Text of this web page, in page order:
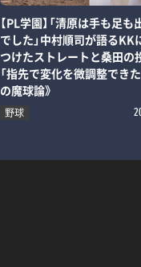
【PL学園】「清原は手も足も
でした」中村順司が語るKK
つけたストレートと桑田の
「指先で変化を微調整できた
の魔球論》
野球